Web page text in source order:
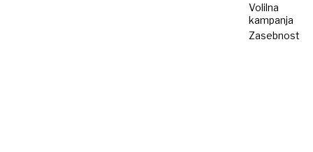
Volilna
kampanja
Zasebnost